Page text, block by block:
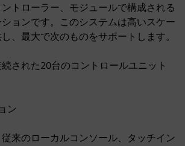
トローラー、モジュールで構成される
ョンです。このシステムは高いスケー
、最大で次のものをサポートします。
された20台のコントロールユニット
ン
来のローカルコンソール、タッチイン